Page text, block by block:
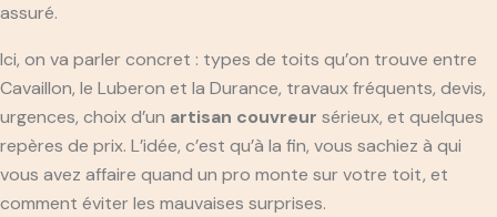
assuré.
Ici, on va parler concret : types de toits qu’on trouve entre
Cavaillon, le Luberon et la Durance, travaux fréquents, devis,
urgences, choix d’un artisan couvreur sérieux, et quelques
repères de prix. L’idée, c’est qu’à la fin, vous sachiez à qui
vous avez affaire quand un pro monte sur votre toit, et
comment éviter les mauvaises surprises.